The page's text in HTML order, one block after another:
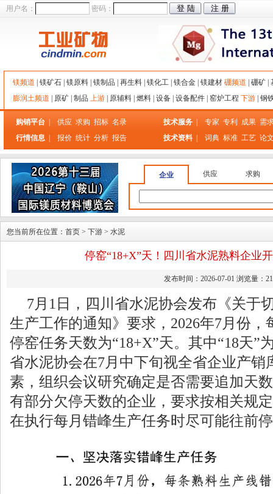
用户名： 密码：
镁频道 镁矿石 镁原料 镁制品 再生料 镁化工 镁合金 镁建材 硼频道 硼矿
膨润土频道
原矿 制品 上游 原辅料 燃料 设备 设备配件 窑炉工程 下游 钢
购销平台 供应 求购 招标 名录
行情信息
报价 统计 分析 报告
技术服务 专家 专利 成果 需
技术资料
词典 标准 工艺 论
企业 供应 求购
您当前所在位置： 首页 > 下游 > 水泥
停窑“18+X”天！四川省水泥熟料企业
发布时间：2026-07-01 浏览量：
7月1日，四川省水泥协会发布《关于
生产工作的通知》要求，2026年7月份
停窑任务天数为“18+X”天。其中“18天”
省水泥协会在7月中下旬视全省企业产销
素，组织会议研究确定是否需要追加天
有部分欠停天数的企业，要求按相关规
在执行每月错峰生产任务时尽可能往前